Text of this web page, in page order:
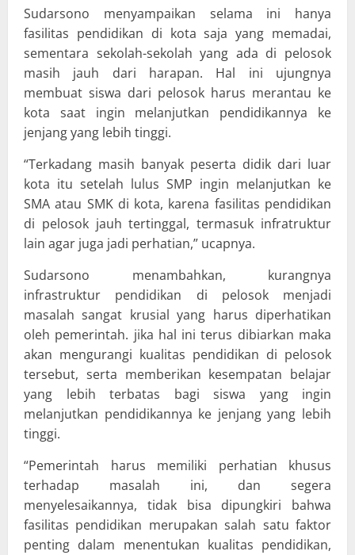
Sudarsono menyampaikan selama ini hanya
fasilitas pendidikan di kota saja yang memadai,
sementara sekolah-sekolah yang ada di pelosok
masih jauh dari harapan. Hal ini ujungnya
membuat siswa dari pelosok harus merantau ke
kota saat ingin melanjutkan pendidikannya ke
jenjang yang lebih tinggi.
“Terkadang masih banyak peserta didik dari luar
kota itu setelah lulus SMP ingin melanjutkan ke
SMA atau SMK di kota, karena fasilitas pendidikan
di pelosok jauh tertinggal, termasuk infratruktur
lain agar juga jadi perhatian,” ucapnya.
Sudarsono menambahkan, kurangnya
infrastruktur pendidikan di pelosok menjadi
masalah sangat krusial yang harus diperhatikan
oleh pemerintah. jika hal ini terus dibiarkan maka
akan mengurangi kualitas pendidikan di pelosok
tersebut, serta memberikan kesempatan belajar
yang lebih terbatas bagi siswa yang ingin
melanjutkan pendidikannya ke jenjang yang lebih
tinggi.
“Pemerintah harus memiliki perhatian khusus
terhadap masalah ini, dan segera
menyelesaikannya, tidak bisa dipungkiri bahwa
fasilitas pendidikan merupakan salah satu faktor
penting dalam menentukan kualitas pendidikan,